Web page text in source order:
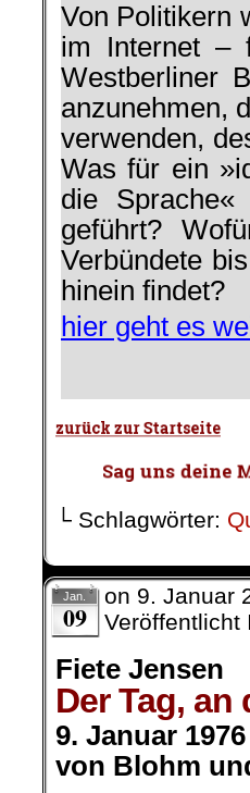
Von Politikern
im Internet –
Westberliner
anzunehmen,
verwenden,
Was für ein
die
geführt?
Verbündete
hinein findet?
hier geht es
└ Schlagwörter:
Jan.
09
on 9. Januar
Veröffentlicht
Fiete Jensen
Der Tag, an
9. Januar
von Blohm